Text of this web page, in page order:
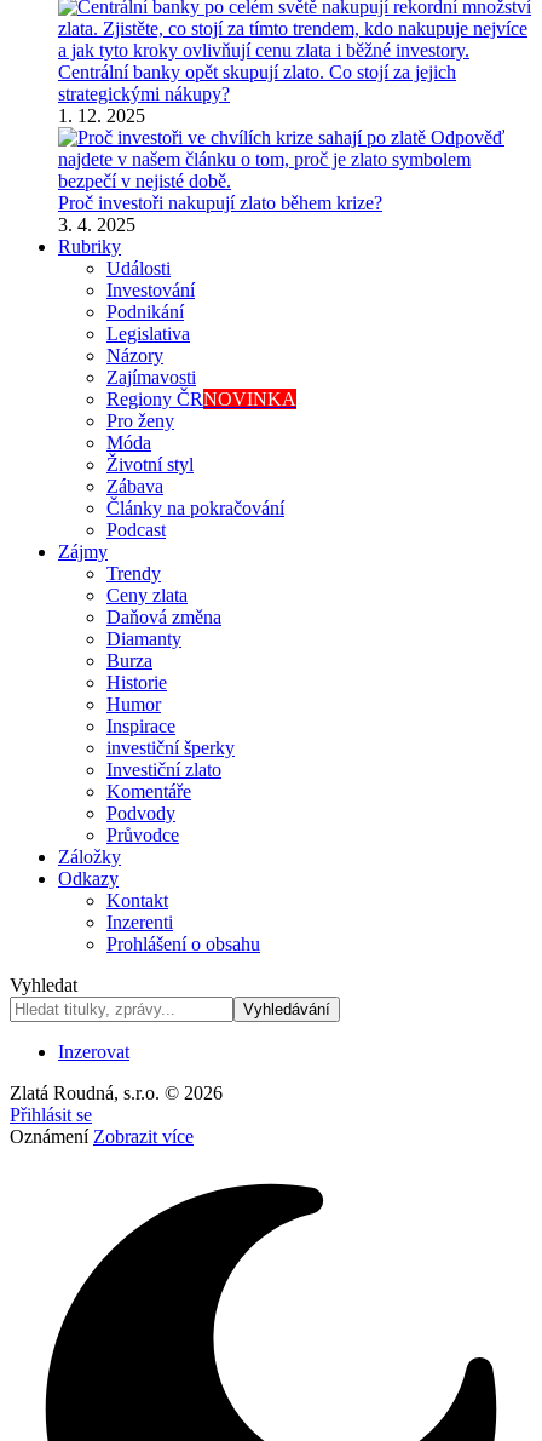
Centrální banky opět skupují zlato. Co stojí za jejich
strategickými nákupy?
1. 12. 2025
Proč investoři nakupují zlato během krize?
3. 4. 2025
Rubriky
Události
Investování
Podnikání
Legislativa
Názory
Zajímavosti
Regiony ČRNOVINKA
Pro ženy
Móda
Životní styl
Zábava
Články na pokračování
Podcast
Zájmy
Trendy
Ceny zlata
Daňová změna
Diamanty
Burza
Historie
Humor
Inspirace
investiční šperky
Investiční zlato
Komentáře
Podvody
Průvodce
Záložky
Odkazy
Kontakt
Inzerenti
Prohlášení o obsahu
Vyhledat
Inzerovat
Zlatá Roudná, s.r.o. © 2026
Přihlásit se
Oznámení Zobrazit více